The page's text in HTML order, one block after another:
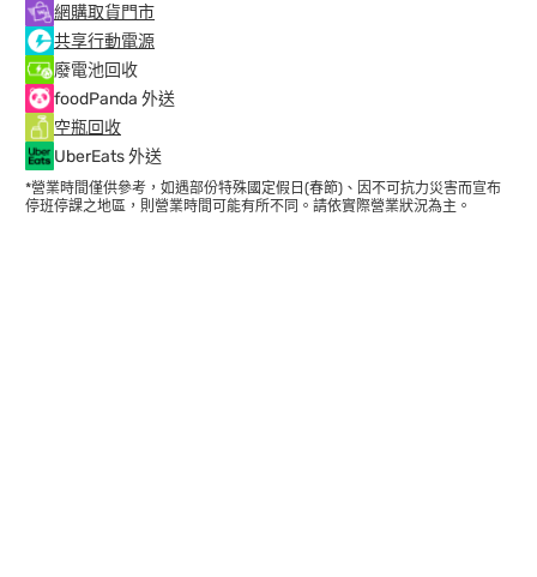
網購取貨門市
共享行動電源
廢電池回收
foodPanda 外送
空瓶回收
UberEats 外送
*營業時間僅供參考，如遇部份特殊國定假日(春節)、因不可抗力災害而宣布
停班停課之地區，則營業時間可能有所不同。請依實際營業狀況為主。